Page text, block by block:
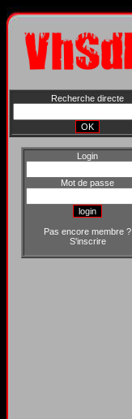
Recherche directe
Login
Mot de passe
Pas encore membre ?
S'inscrire